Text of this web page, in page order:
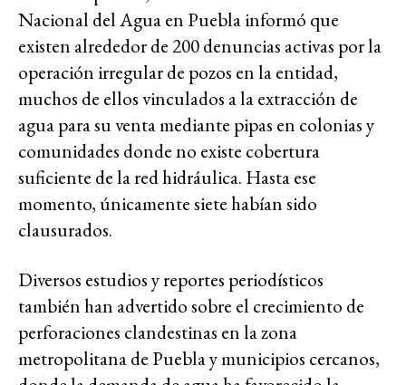
Nacional del Agua en Puebla informó que
existen alrededor de 200 denuncias activas por la
operación irregular de pozos en la entidad,
muchos de ellos vinculados a la extracción de
agua para su venta mediante pipas en colonias y
comunidades donde no existe cobertura
suficiente de la red hidráulica. Hasta ese
momento, únicamente siete habían sido
clausurados.
Diversos estudios y reportes periodísticos
también han advertido sobre el crecimiento de
perforaciones clandestinas en la zona
metropolitana de Puebla y municipios cercanos,